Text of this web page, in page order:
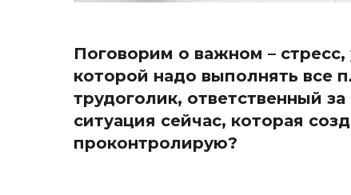
Поговорим о важном – стресс,
которой надо выполнять все
трудоголик, ответственный
ситуация сейчас, которая
проконтролирую?